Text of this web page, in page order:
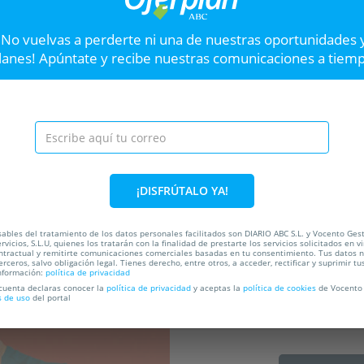
Entradas Victoria
Teatro Fígaro
28012. Madrid.
SiguienteEntradas El Cancionista en el
El Montacargas presenta El
Orbegozo. ¡Reserva ya tus
vuelvas a perderte ni una de nuestras oportunidades
Apúntate y recibe nuestras comunicaciones a
¡DISFRÚTALO YA!
del tratamiento de los datos personales facilitados son DIARIO ABC S.L. y Vocento
S.L.U, quienes los tratarán con la finalidad de prestarte los servicios solicitados en
y remitirte comunicaciones comerciales basadas en tu consentimiento. Tus datos
salvo obligación legal. Tienes derecho, entre otros, a acceder, rectificar y suprimir
política de privacidad
declaras conocer la política de privacidad y aceptas la política de cookies de
de uso del portal